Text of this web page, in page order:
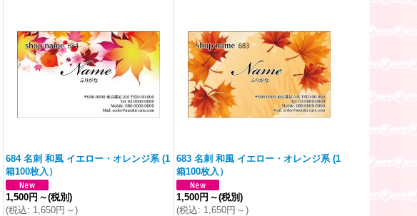
684 名刺 和風 イエロー・オレンジ系 (1
箱100枚入）
1,500円 ～(税別)
(税込: 1,650円 ～)
683 名刺 和風 イエロー・オレンジ系 (1
箱100枚入）
1,500円 ～(税別)
(税込: 1,650円 ～)